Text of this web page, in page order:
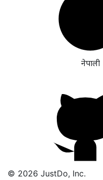
नेपाली
© 2026 JustDo, Inc.